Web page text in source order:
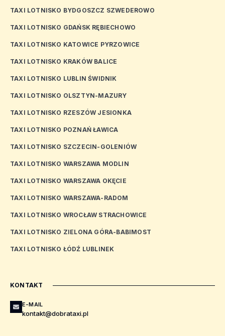
TAXI LOTNISKO BYDGOSZCZ SZWEDEROWO
TAXI LOTNISKO GDAŃSK RĘBIECHOWO
TAXI LOTNISKO KATOWICE PYRZOWICE
TAXI LOTNISKO KRAKÓW BALICE
TAXI LOTNISKO LUBLIN ŚWIDNIK
TAXI LOTNISKO OLSZTYN-MAZURY
TAXI LOTNISKO RZESZÓW JESIONKA
TAXI LOTNISKO POZNAŃ ŁAWICA
TAXI LOTNISKO SZCZECIN-GOLENIÓW
TAXI LOTNISKO WARSZAWA MODLIN
TAXI LOTNISKO WARSZAWA OKĘCIE
TAXI LOTNISKO WARSZAWA-RADOM
TAXI LOTNISKO WROCŁAW STRACHOWICE
TAXI LOTNISKO ZIELONA GÓRA-BABIMOST
TAXI LOTNISKO ŁÓDŹ LUBLINEK
KONTAKT
E-MAIL
kontakt@dobrataxi.pl